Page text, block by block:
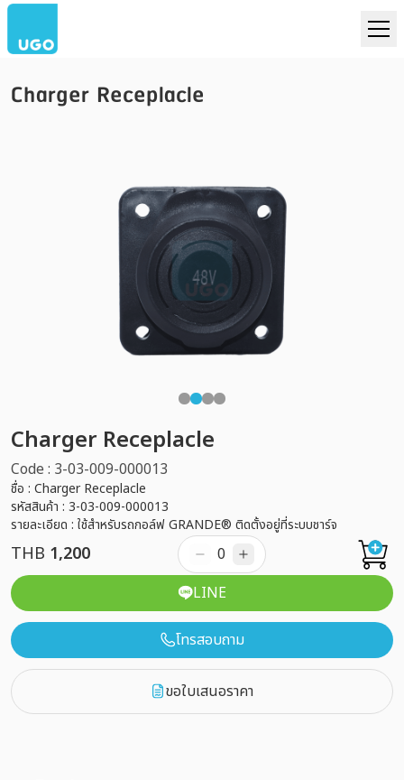
Charger Receplacle
Charger Receplacle
Code : 3-03-009-000013
ชื่อ : Charger Receplacle
รหัสสินค้า : 3-03-009-000013
รายละเอียด : ใช้สำหรับรถกอล์ฟ GRANDE® ติดตั้งอยู่ที่ระบบชาร์จ
THB 1,200
LINE
โทรสอบถาม
ขอใบเสนอราคา